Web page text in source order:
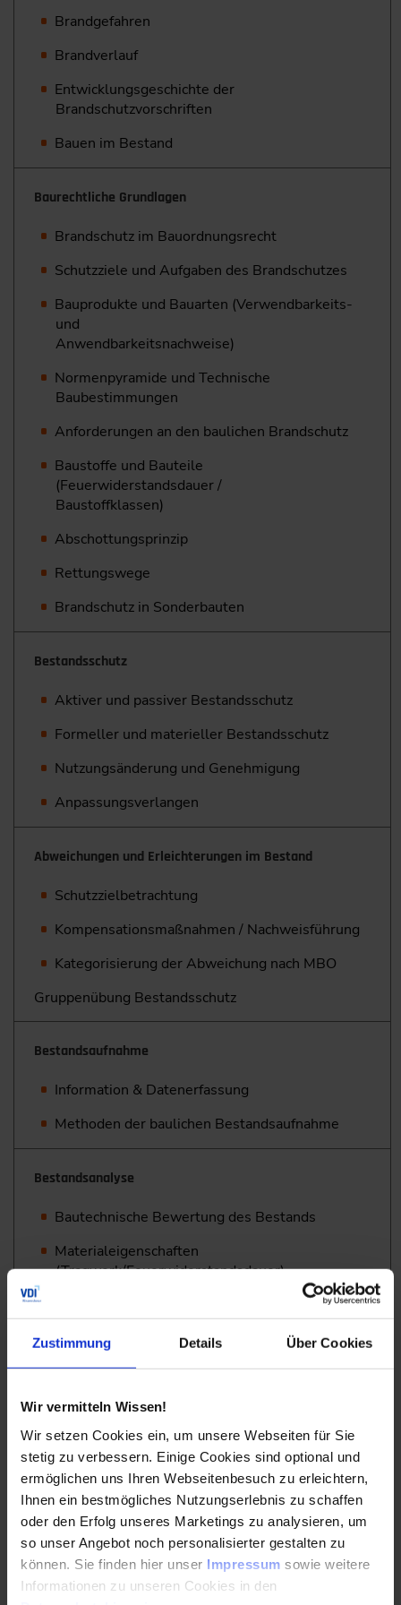
Zustimmung Details Über Cookies
Wir vermitteln Wissen!
Wir setzen Cookies ein, um unsere Webseiten für Sie
stetig zu verbessern. Einige Cookies sind optional und
ermöglichen uns Ihren Webseitenbesuch zu erleichtern,
Ihnen ein bestmögliches Nutzungserlebnis zu schaffen
oder den Erfolg unseres Marketings zu analysieren, um
so unser Angebot noch personalisierter gestalten zu
können. Sie finden hier unser Impressum sowie weitere
Informationen zu unseren Cookies in den
Brandgefahren
Brandverlauf
Entwicklungsgeschichte der
Brandschutzvorschriften
Bauen im Bestand
Baurechtliche Grundlagen
Brandschutz im Bauordnungsrecht
Schutzziele und Aufgaben des Brandschutzes
Bauprodukte und Bauarten (Verwendbarkeits-
und
Anwendbarkeitsnachweise)
Normenpyramide und Technische
Baubestimmungen
Anforderungen an den baulichen Brandschutz
Baustoffe und Bauteile
(Feuerwiderstandsdauer /
Baustoffklassen)
Abschottungsprinzip
Rettungswege
Brandschutz in Sonderbauten
Bestandsschutz
Aktiver und passiver Bestandsschutz
Formeller und materieller Bestandsschutz
Nutzungsänderung und Genehmigung
Anpassungsverlangen
Abweichungen und Erleichterungen im Bestand
Schutzzielbetrachtung
Kompensationsmaßnahmen / Nachweisführung
Kategorisierung der Abweichung nach MBO
Gruppenübung Bestandsschutz
Bestandsaufnahme
Information & Datenerfassung
Methoden der baulichen Bestandsaufnahme
Bestandsanalyse
Bautechnische Bewertung des Bestands
Materialeigenschaften
(Tragwerk/Feuerwiderstandsdauer)
Baustoffen und Bauteilen
Treppen und Treppenräume
Feuerschutzabschlüsse
Häufige Mängel
Brandschutztechnische Ertüchtigung
Trennende Bauteile & Brandabschnittsbildung